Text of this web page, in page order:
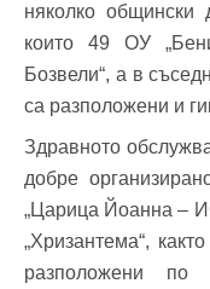
няколко общински
които 49 ОУ
Бозвели“, а в
са разположени и
Здравното
добре
„Царица Йоанна –
„Хризантема“,
разположени по